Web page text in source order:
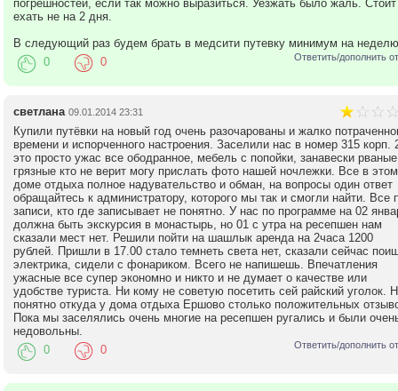
погрешностей, если так можно выразиться. Уезжать было жаль. Стоит
ехать не на 2 дня.
В следующий раз будем брать в медсити путевку минимум на
Ответить/дополнить
0 0
светлана 09.01.2014 23:31
Купили путёвки на новый год очень разочарованы и жалко
времени и испорченного настроения. Заселили нас в номер 315 корп.
это просто ужас все ободранное, мебель с попойки, занавески
грязные кто не верит могу прислать фото нашей ночлежки. Все в этом
доме отдыха полное надувательство и обман, на вопросы один ответ
обращайтесь к администратору, которого мы так и смогли найти. Все
записи, кто где записывает не понятно. У нас по программе на 02
должна быть экскурсия в монастырь, но 01 с утра на ресепшен нам
сказали мест нет. Решили пойти на шашлык аренда на 2часа 1200
рублей. Пришли в 17.00 стало темнеть света нет, сказали сейчас
электрика, сидели с фонариком. Всего не напишешь. Впечатления
ужасные все супер экономно и никто и не думает о качестве или
удобстве туриста. Ни кому не советую посетить сей райский уголок.
понятно откуда у дома отдыха Ершово столько положительных
Пока мы заселялись очень многие на ресепшен ругались и были
недовольны.
Ответить/дополнить
0 0